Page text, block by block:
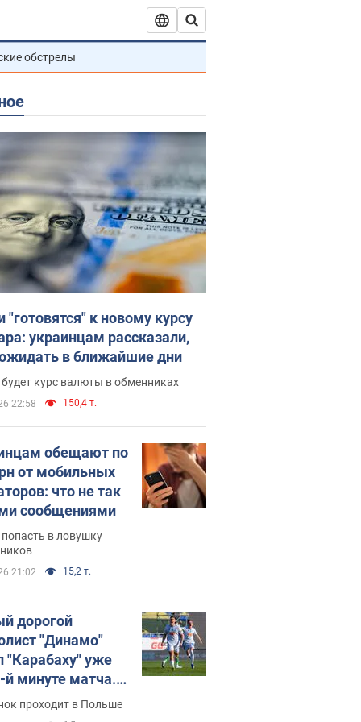
обстрелы
"готовятся" к новому курсу
украинцам рассказали,
в ближайшие дни
курс валюты в обменниках
22:58 150,4 т.
обещают по
от мобильных
что не так
сообщениями
попасть в ловушку
21:02 15,2 т.
дорогой
"Динамо"
"Карабаху" уже
й минуте матча.
проходит в Польше